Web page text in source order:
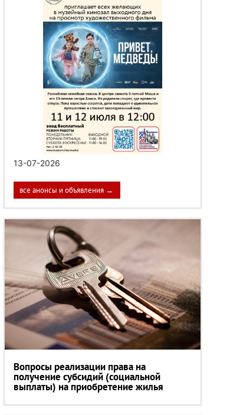
13-07-2026
все анонсы и объявления →
Вопросы реализации права на
получение субсидий (социальной
выплаты) на приобретение жилья